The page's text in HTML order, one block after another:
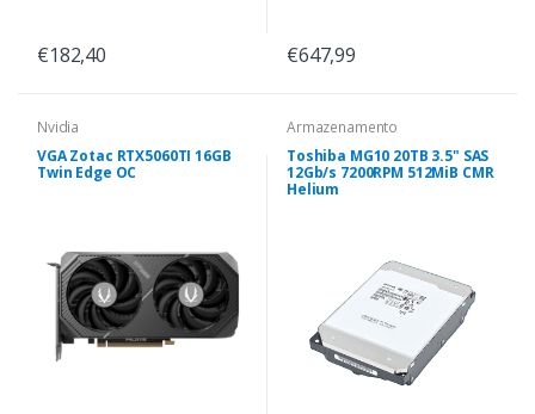
€182,40 €647,99
Nvidia
VGA Zotac RTX5060TI 16GB
Twin Edge OC
Armazenamento
Toshiba MG10 20TB 3.5" SAS
12Gb/s 7200RPM 512MiB CMR
Helium